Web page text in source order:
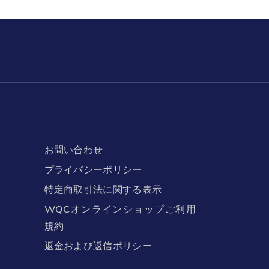
お問い合わせ
プライバシーポリシー
特定商取引法に関する表示
WQCオンラインショップご利用
規約
返金および返信ポリシー